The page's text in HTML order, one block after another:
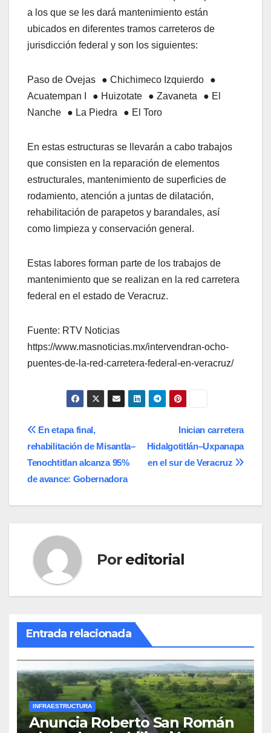
a los que se les dará mantenimiento están
ubicados en diferentes tramos carreteros de
jurisdicción federal y son los siguientes:
Paso de Ovejas ● Chichimeco Izquierdo ●
Acuatempan I ● Huizotate ● Zavaneta ● El
Nanche ● La Piedra ● El Toro
En estas estructuras se llevarán a cabo trabajos
que consisten en la reparación de elementos
estructurales, mantenimiento de superficies de
rodamiento, atención a juntas de dilatación,
rehabilitación de parapetos y barandales, así
como limpieza y conservación general.
Estas labores forman parte de los trabajos de
mantenimiento que se realizan en la red carretera
federal en el estado de Veracruz.
Fuente: RTV Noticias
https://www.masnoticias.mx/intervendran-ocho-
puentes-de-la-red-carretera-federal-en-veracruz/
Navegación
de
entradas
Inician carretera
Hidalgotitlán–Uxpanapa
en el sur de Veracruz
En etapa final,
rehabilitación de Misantla–
Tenochtitlan alcanza 95%
de avance: Gobernadora
Por editorial
Entrada relacionada
INFRAESTRUCTURA
Anuncia Roberto San Román